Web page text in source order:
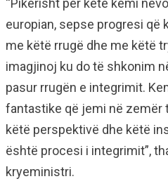
“Pikërisht për këtë kemi
europian, sepse progresi që
me këtë rrugë dhe me këtë
imagjinoj ku do të shkonim
pasur rrugën e integrimit.
fantastike që jemi në zemër
këtë perspektivë dhe këtë
është procesi i integrimit”,
kryeministri.